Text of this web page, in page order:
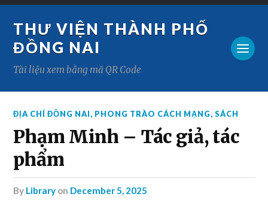
THƯ VIỆN THÀNH PHỐ
ĐỒNG NAI
Tài liệu xem bằng mã QR Code
ĐỊA CHÍ ĐỒNG NAI, PHONG TRÀO CÁCH MẠNG,SÁCH
Phạm Minh – Tác giả, tác
phẩm
by Library on December 5, 2025